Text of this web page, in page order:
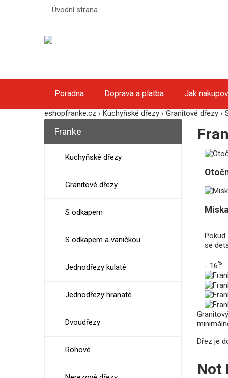
Úvodní strana
Poradna Doprava a platba Jak
eshopfranke.cz › Kuchyňské dřezy › Granitové dřezy ›
Pokud
se
- 16%
Dřez je
Not
Franke
Kuchyňské dřezy
Granitové dřezy
S odkapem
S odkapem a vaničkou
Jednodřezy kulaté
Jednodřezy hranaté
Dvoudřezy
Rohové